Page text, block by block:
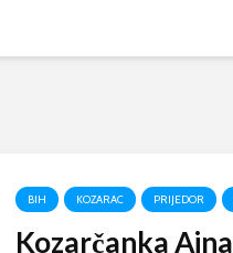
BIH KOZARAC PRIJEDOR
Kozarčanka Ajna